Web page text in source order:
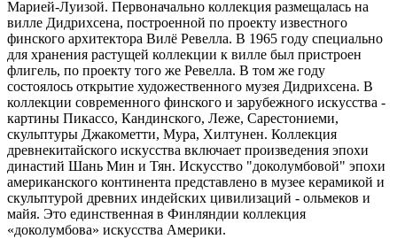
Марией-Луизой. Первоначально коллекция размещалась на
вилле Дидрихсена, построенной по проекту известного
финского архитектора Вилё Ревелла. В 1965 году специально
для хранения растущей коллекции к вилле был пристроен
флигель, по проекту того же Ревелла. В том же году
состоялось открытие художественного музея Дидрихсена. В
коллекции современного финского и зарубежного искусства -
картины Пикассо, Кандинского, Леже, Сарестониеми,
скульптуры Джакометти, Мура, Хилтунен. Коллекция
древнекитайского искусства включает произведения эпохи
династий Шань Мин и Тян. Искусство "доколумбовой" эпохи
американского континента представлено в музее керамикой и
скульптурой древних индейских цивилизаций - ольмеков и
майя. Это единственная в Финляндии коллекция
«доколумбова» искусства Америки.